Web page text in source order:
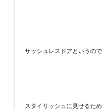
サッシュレスドアというの
スタイリッシュに見せるた